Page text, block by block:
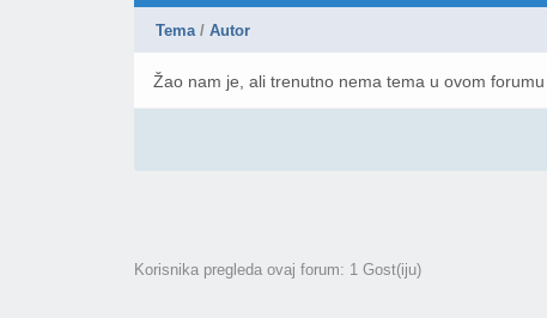
Tema/ Autor
Žao nam je, ali trenutno nema tema u ovom
Korisnika pregleda ovaj forum: 1 Gost(iju)